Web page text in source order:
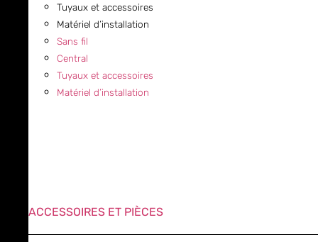
Tuyaux et accessoires
Matériel d’installation
Sans fil
Central
Tuyaux et accessoires
Matériel d’installation
ACCESSOIRES ET PIÈCES